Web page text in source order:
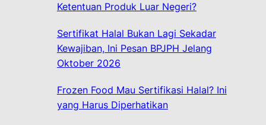
Ketentuan Produk Luar Negeri?
Sertifikat Halal Bukan Lagi Sekadar
Kewajiban, Ini Pesan BPJPH Jelang
Oktober 2026
Frozen Food Mau Sertifikasi Halal? Ini
yang Harus Diperhatikan